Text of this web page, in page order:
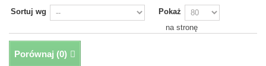
Sortuj wg
Pokaż
na stronę
Porównaj (0)